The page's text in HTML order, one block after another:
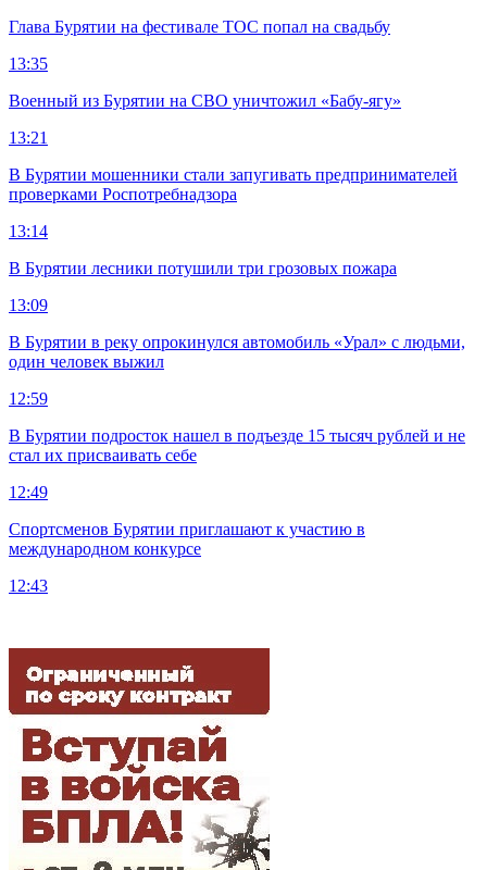
Глава Бурятии на фестивале ТОС попал на свадьбу
13:35
Военный из Бурятии на СВО уничтожил «Бабу-ягу»
13:21
В Бурятии мошенники стали запугивать предпринимателей
проверками Роспотребнадзора
13:14
В Бурятии лесники потушили три грозовых пожара
13:09
В Бурятии в реку опрокинулся автомобиль «Урал» с людьми,
один человек выжил
12:59
В Бурятии подросток нашел в подъезде 15 тысяч рублей и не
стал их присваивать себе
12:49
Спортсменов Бурятии приглашают к участию в
международном конкурсе
12:43